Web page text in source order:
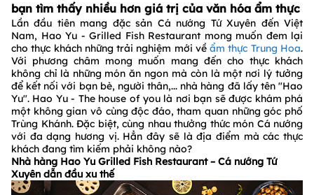
bạn tìm thấy nhiều hơn giá trị của văn hóa ẩm thực
Lần đầu tiên mang đặc sản Cá nướng Tứ Xuyên đến Việt
Nam, Hao Yu - Grilled Fish Restaurant mong muốn đem lại
cho thực khách những trải nghiệm mới vềẩm thực Trung Hoa.
Với phương châm mong muốn mang đến cho thực khách
không chỉ là những món ăn ngon mà còn là một nơi lý tưởng
để kết nối với bạn bè, người thân,... nhà hàng đã lấy tên "Hao
Yu". Hao Yu - The house of you là nơi bạn sẽ được khám phá
một không gian vô cùng độc đáo, tham quan những góc phố
Trùng Khánh. Đặc biệt, cùng nhau thưởng thức món Cá nướng
với đa dạng hương vị. Hẳn đây sẽ là địa điểm mà các thực
khách đang tìm kiếm phải không nào?
Nhà hàng Hao Yu Grilled Fish Restaurant – Cá nướng Tứ
Xuyên dẫn đầu xu thế